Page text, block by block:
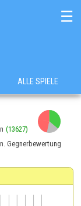
☰
ALLE SPIELE
(13627)
Gegnerbewertung